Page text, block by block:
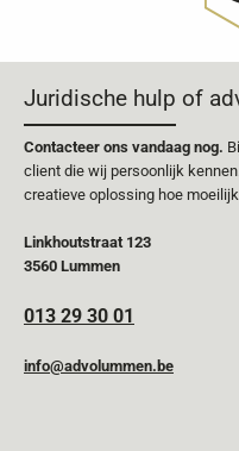
Juridische hulp of
Contacteer ons vandaag nog.
client die wij persoonlijk
creatieve oplossing hoe
Linkhoutstraat 123
3560 Lummen
013 29 30 01
info@advolummen.be